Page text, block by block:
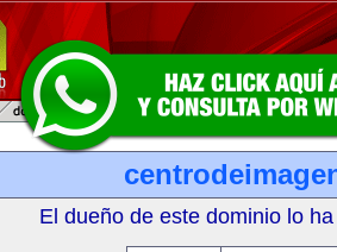
El dueño de este dominio lo